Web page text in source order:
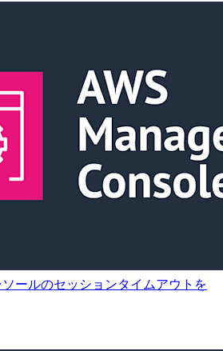
ールのセッションタイムアウトを